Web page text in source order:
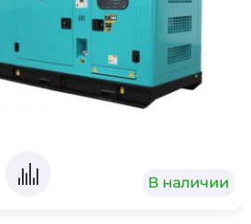
В наличии